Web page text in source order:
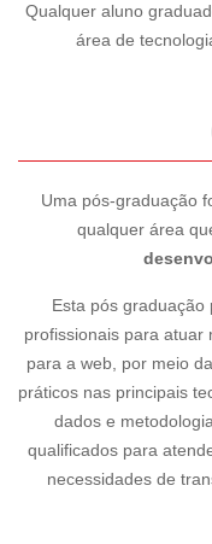
Qualquer aluno
área de
Uma pós-graduação
qualquer área
Esta pós
profissionais para atuar
para a web, por meio
práticos nas principais
dados e
qualificados para
necessidades de